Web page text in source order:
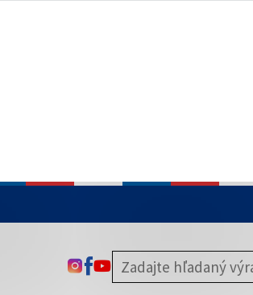
zabezpečená
ODKAZ SA OTVORÍ NA NOVEJ
ODKAZ SA OTVORÍ NA NOVEJ
ODKAZ SA OTVORÍ NA